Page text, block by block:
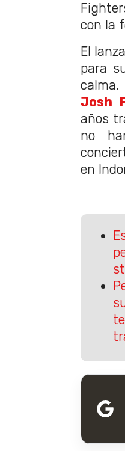
con la
El
para
calma.
Josh
años
no
en